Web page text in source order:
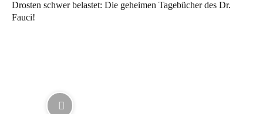
Drosten schwer belastet: Die geheimen Tagebücher des Dr.
Fauci!